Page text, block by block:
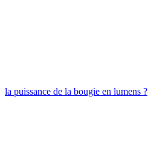
la puissance de la bougie en lumens ?